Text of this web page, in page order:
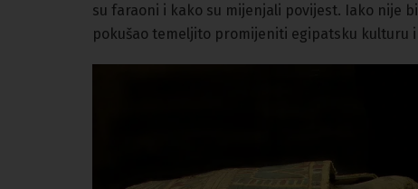
su faraoni i kako su mijenjali povijest. Iako nije
pokušao temeljito promijeniti egipatsku kulturu